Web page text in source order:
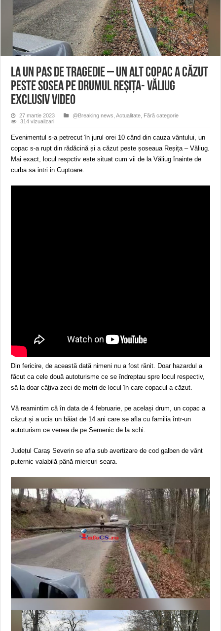
ANUNȚ OPRIRE APĂ în Reșița, cartier Țerova – avarie – 04.08.2026
ANUNȚ OPRIRE APĂ în Reșița – avarie – 03.08.2026 – Calea Caransebeșului
La un pas de tragedie – Un alt copac a căzut
peste sosea pe drumul Reșița- Văliug
EXCLUSIV VIDEO
27 martie 2023 @Breaking news ,Actualitate Fără categorie
314 vizualizari
Evenimentul s-a petrecut în jurul orei 10 când din cauza vântului, un
copac s-a rupt din rădăcină și a căzut peste șoseaua Reșița – Văliug.
Mai exact, locul respctiv este situat cum vii de la Văliug înainte de
curba sa intri in Cuptoare.
Din fericire, de această dată nimeni nu a fost rănit. Doar hazardul a
făcut ca cele două autoturisme ce se îndreptau spre locul respectiv,
să la doar câțiva zeci de metri de locul în care copacul a căzut.
Vă reamintim că în data de 4 februarie, pe același drum, un copac a
căzut și a ucis un băiat de 14 ani care se afla cu familia într-un
autoturism ce venea de pe Semenic de la schi.
Județul Caraș Severin se afla sub avertizare de cod galben de vânt
puternic valabilă până miercuri seara.